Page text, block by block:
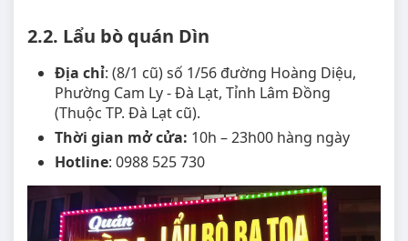
2.2. Lẩu bò quán Dìn
Địa chỉ: (8/1 cũ) số 1/56 đường Hoàng Diệu,
Phường Cam Ly - Đà Lạt, Tỉnh Lâm Đồng
(Thuộc TP. Đà Lạt cũ).
Thời gian mở cửa: 10h – 23h00 hàng ngày
Hotline: 0988 525 730